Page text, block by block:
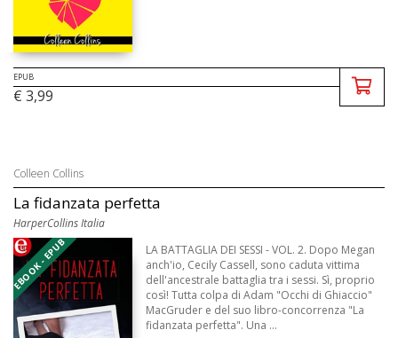
EPUB
€ 3,99
Colleen Collins
La fidanzata perfetta
HarperCollins Italia
EBOOK - EPUB
LA BATTAGLIA DEI SESSI - VOL. 2. Dopo Megan
anch'io, Cecily Cassell, sono caduta vittima
dell'ancestrale battaglia tra i sessi. Sì, proprio
così! Tutta colpa di Adam "Occhi di Ghiaccio"
MacGruder e del suo libro-concorrenza "La
fidanzata perfetta". Una ...